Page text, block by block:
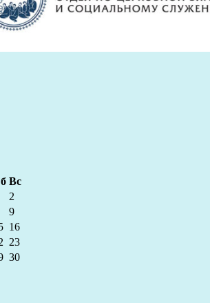
Вс
2
9
16
23
30